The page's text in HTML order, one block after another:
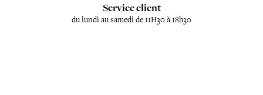
Service client
du lundi au samedi de 11H30 à 18h30